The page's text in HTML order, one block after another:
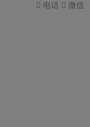
 微信
 电话